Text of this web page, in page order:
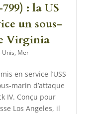
: la US
un sous-
Virginia
Unis, Mer
en service l’USS
marin d’attaque
IV. Conçu pour
Los Angeles, il